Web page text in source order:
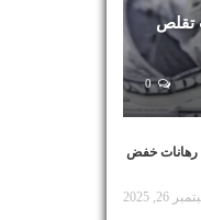
تقلص
0
رهانات خفض
26, 2025